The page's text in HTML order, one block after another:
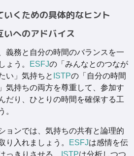
いくための具体的なヒント
いへのアドバイス
義務と自分の時間のバランスを一
ょう。
ESFJの「みんなとのつなが
い」気持ちと ISTPの「自分の時間
気持ちの両方を尊重して、参加す
だり、ひとりの時間を確保する工
。
ョンでは、気持ちの共有と論理的
り入れましょう。
ESFJは感情を伝
っきりさせる、
ISTPは分析しつつ